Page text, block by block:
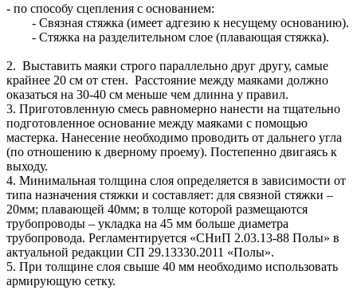
- по способу сцепления с основанием:
- Связная стяжка (имеет адгезию к несущему основанию).
- Стяжка на разделительном слое (плавающая стяжка).
2. Выставить маяки строго параллельно друг другу, самые
крайнее 20 см от стен. Расстояние между маяками должно
оказаться на 30-40 см меньше чем длинна у правил.
3. Приготовленную смесь равномерно нанести на тщательно
подготовленное основание между маяками с помощью
мастерка. Нанесение необходимо проводить от дальнего угла
(по отношению к дверному проему). Постепенно двигаясь к
выходу.
4. Минимальная толщина слоя определяется в зависимости от
типа назначения стяжки и составляет: для связной стяжки –
20мм; плавающей 40мм; в толще которой размещаются
трубопроводы – укладка на 45 мм больше диаметра
трубопровода. Регламентируется «СНиП 2.03.13-88 Полы» в
актуальной редакции СП 29.13330.2011 «Полы».
5. При толщине слоя свыше 40 мм необходимо использовать
армирующую сетку.